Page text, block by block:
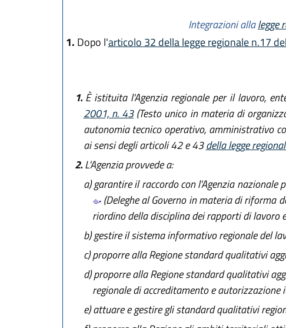
Integrazioni allalegge
1. Dopo l'articolo 32 della legge regionale n.17
1.È istituita l'Agenzia regionale per il lavoro,
2001, n. 43(Testo unico in materia di
autonomia tecnico operativo, amministrativo
ai sensi degli articoli 42 e 43della legge
2.L'Agenzia provvede a:
a)garantire il raccordo con l'Agenzia nazionale
(Deleghe al Governo in materia di riforma
riordino della disciplina dei rapporti di lavoro
b)gestire il sistema informativo regionale del
c)proporre alla Regione standard qualitativi
d)proporre alla Regione standard qualitativi
regionale di accreditamento e
e)attuare e gestire gli standard qualitativi